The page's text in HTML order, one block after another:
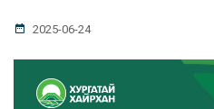
2025-06-24